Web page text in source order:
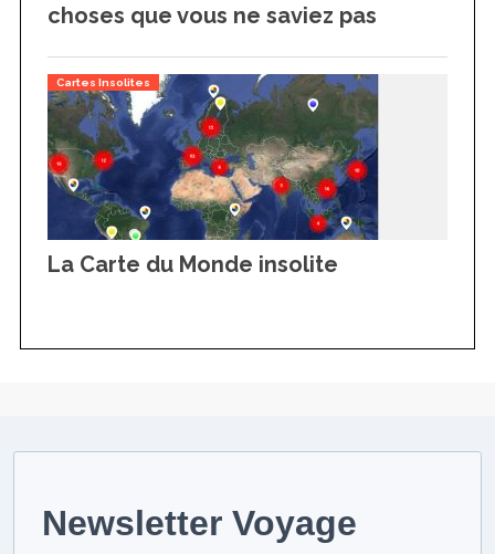
choses que vous ne saviez pas
Cartes Insolites
La Carte du Monde insolite
Newsletter Voyage